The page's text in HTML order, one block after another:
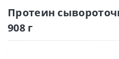
Протеин
908 г